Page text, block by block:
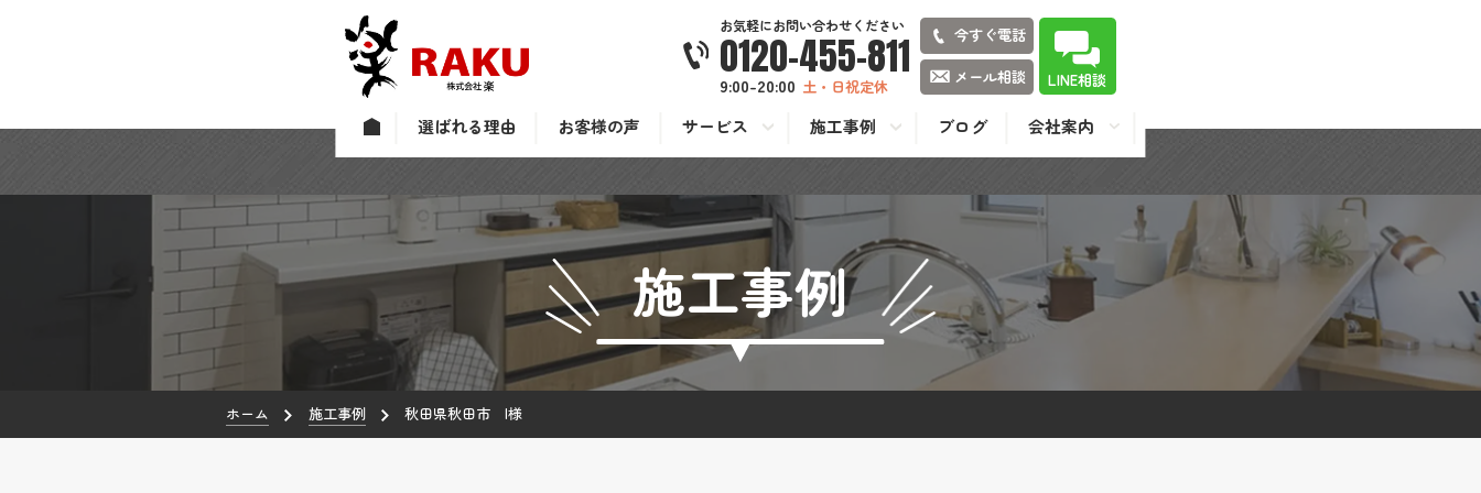
お気軽にお問い合わせください
0120-455-811
9:00-20:00 土・日祝定休
今すぐ電話
メール相談
LINE相談
選ばれる理由 お客様の声 サービス 施工事例 ブログ 会社案内
施工事例
ホーム 施工事例 秋田県秋田市 I様